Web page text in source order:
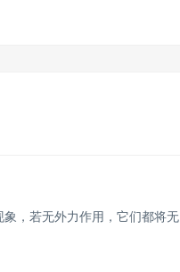
，若无外力作用，它们都将无